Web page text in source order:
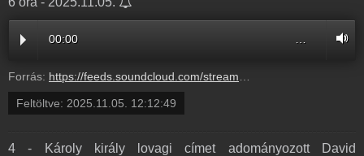
00:00
Forrás: https://feeds.soundcloud.com/stream/2206879995-radio1hungary-c27eb626-52bf-43a9-beff-dac0779c31da.mp3
Feltöltve: 2025.11.05. 12:12:49
4 - Károly király lovagi címet adományozott David